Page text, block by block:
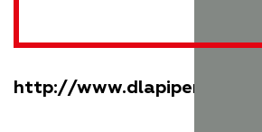
http://www.dlapiper.com